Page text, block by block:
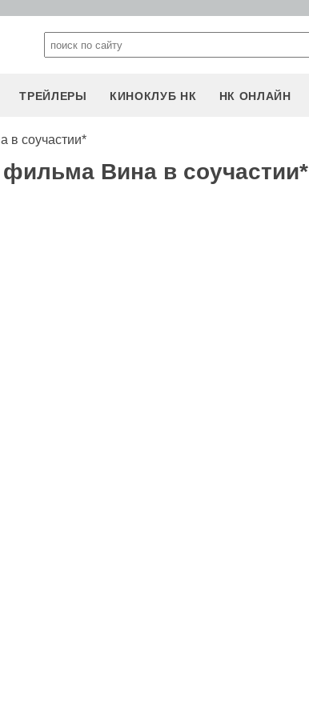
ТРЕЙЛЕРЫ КИНОКЛУБ НК НК ОНЛАЙН
в соучастии*
Вина в соучастии*